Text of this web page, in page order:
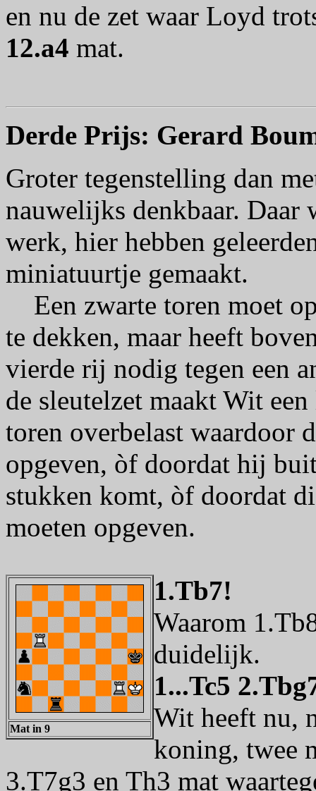
en nu de zet waar Loyd
12.a4 mat.
Derde Prijs: Gerard
Groter tegenstelling dan
nauwelijks denkbaar. Daar
werk, hier hebben
miniatuurtje gemaakt.
Een zwarte toren moet
te dekken, maar heeft
vierde rij nodig tegen een
de sleutelzet maakt Wit
toren overbelast waardoor
opgeven, òf doordat hij
stukken komt, òf doordat
moeten opgeven.
Mat in 9
1.Tb7!
Waarom
duidelijk.
1...Tc5
Wit heeft nu,
koning, twee
3.T7g3 en Th3 mat